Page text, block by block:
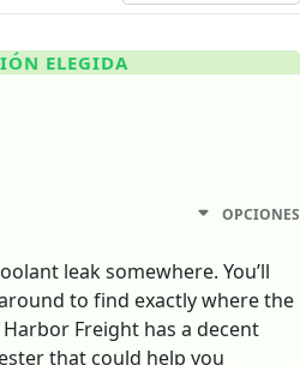
ELEGIDA
OPCIONES
leak somewhere. You’ll
to find exactly where the
Harbor Freight has a decent
that could help you